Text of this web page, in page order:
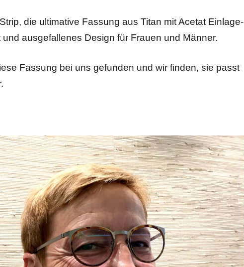
die ultimative Fassung aus Titan mit Acetat Einlage-
und ausgefallenes Design für Frauen und Männer.
Fassung bei uns gefunden und wir finden, sie passt